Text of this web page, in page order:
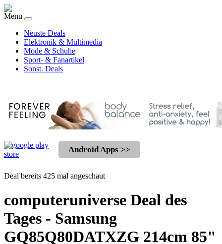
Menu
Neuste Deals
Elektronik & Multimedia
Mode & Schuhe
Sport- & Fanartikel
Sonst. Deals
Android Apps >>
Deal bereits 425 mal angeschaut
computeruniverse Deal des
Tages - Samsung
GQ85Q80DATXZG 214cm 85"